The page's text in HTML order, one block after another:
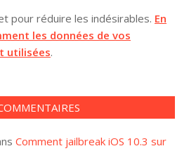
pour réduire les indésirables. En
les données de vos
utilisées.
Comment jailbreak iOS 10.3 sur